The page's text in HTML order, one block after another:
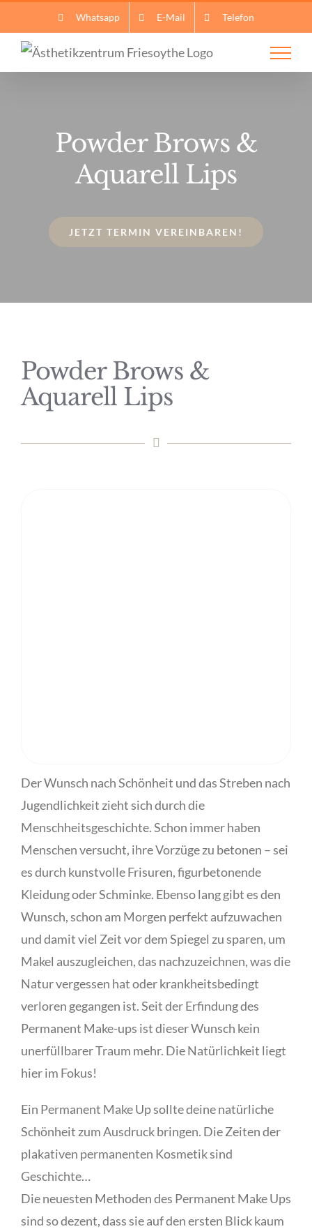
Inhalt
springen
Whatsapp E-Mail Telefon
Powder Brows &
Aquarell Lips
JETZT TERMIN VEREINBAREN!
Powder Brows &
Aquarell Lips
Der Wunsch nach Schönheit und das Streben nach
Jugendlichkeit zieht sich durch die
Menschheitsgeschichte. Schon immer haben
Menschen versucht, ihre Vorzüge zu betonen – sei
es durch kunstvolle Frisuren, figurbetonende
Kleidung oder Schminke. Ebenso lang gibt es den
Wunsch, schon am Morgen perfekt aufzuwachen
und damit viel Zeit vor dem Spiegel zu sparen, um
Makel auszugleichen, das nachzuzeichnen, was die
Natur vergessen hat oder krankheitsbedingt
verloren gegangen ist. Seit der Erfindung des
Permanent Make-ups ist dieser Wunsch kein
unerfüllbarer Traum mehr. Die Natürlichkeit liegt
hier im Fokus!
Ein Permanent Make Up sollte deine natürliche
Schönheit zum Ausdruck bringen. Die Zeiten der
plakativen permanenten Kosmetik sind
Geschichte…
Die neuesten Methoden des Permanent Make Ups
sind so dezent, dass sie auf den ersten Blick kaum